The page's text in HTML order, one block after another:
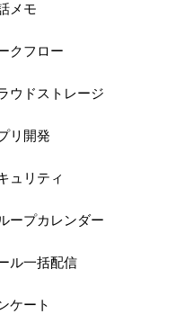
メモ
クフロー
ウドストレージ
リ開発
ュリティ
ープカレンダー
ル一括配信
ケート